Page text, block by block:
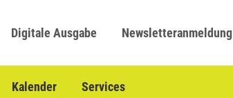
Digitale Ausgabe Newsletteranmeldung
Kalender Services